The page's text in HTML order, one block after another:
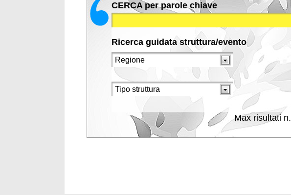
CERCA per parole chiave
Ricerca guidata struttura/evento
Max risultati n.